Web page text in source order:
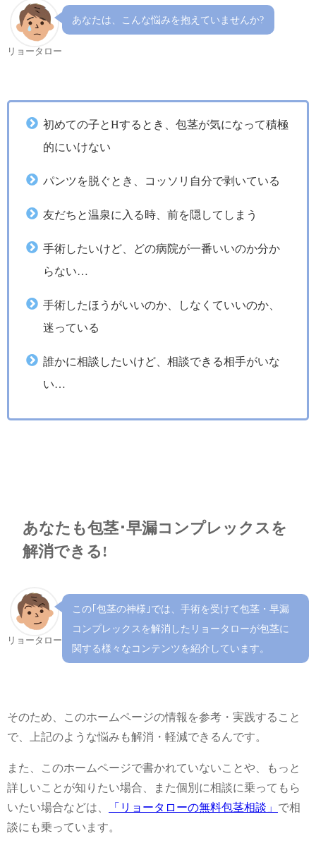
リョータロー
あなたは、こんな悩みを抱えていませんか?
初めての子とHするとき、包茎が気になって積極
的にいけない
パンツを脱ぐとき、コッソリ自分で剥いている
友だちと温泉に入る時、前を隠してしまう
手術したいけど、どの病院が一番いいのか分か
らない…
手術したほうがいいのか、しなくていいのか、
迷っている
誰かに相談したいけど、相談できる相手がいな
い…
あなたも包茎･早漏コンプレックスを
解消できる!
リョータロー
この｢包茎の神様｣では、手術を受けて包茎・早漏
コンプレックスを解消したリョータローが包茎に
関する様々なコンテンツを紹介しています。
そのため、このホームページの情報を参考・実践すること
で、上記のような悩みも解消・軽減できるんです。
また、このホームページで書かれていないことや、もっと
詳しいことが知りたい場合、また個別に相談に乗ってもら
いたい場合などは、
「リョータローの無料包茎相談」 で相
談にも乗っています。